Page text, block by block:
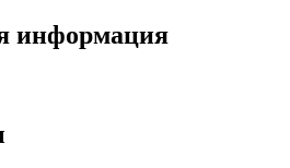
информация